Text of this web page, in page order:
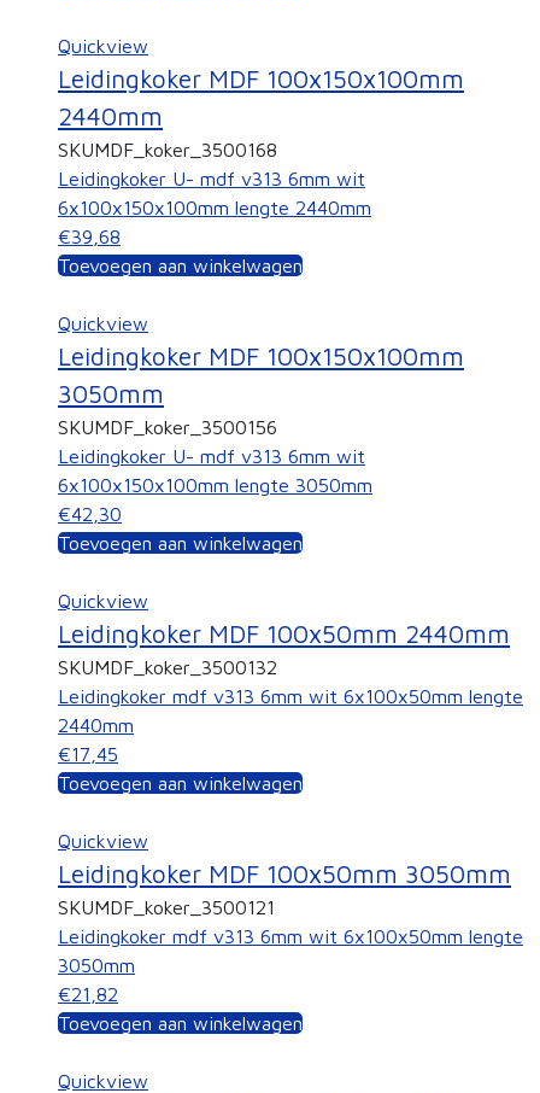
Quickview
Leidingkoker MDF 100x150x100mm
2440mm
SKUMDF_koker_3500168
Leidingkoker U- mdf v313 6mm wit
6x100x150x100mm lengte 2440mm
€39,68
Toevoegen aan winkelwagen
Quickview
Leidingkoker MDF 100x150x100mm
3050mm
SKUMDF_koker_3500156
Leidingkoker U- mdf v313 6mm wit
6x100x150x100mm lengte 3050mm
€42,30
Toevoegen aan winkelwagen
Quickview
Leidingkoker MDF 100x50mm 2440mm
SKUMDF_koker_3500132
Leidingkoker mdf v313 6mm wit 6x100x50mm lengte
2440mm
€17,45
Toevoegen aan winkelwagen
Quickview
Leidingkoker MDF 100x50mm 3050mm
SKUMDF_koker_3500121
Leidingkoker mdf v313 6mm wit 6x100x50mm lengte
3050mm
€21,82
Toevoegen aan winkelwagen
Quickview